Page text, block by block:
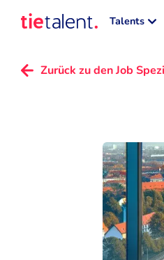
Talents
Zurück zu den Job